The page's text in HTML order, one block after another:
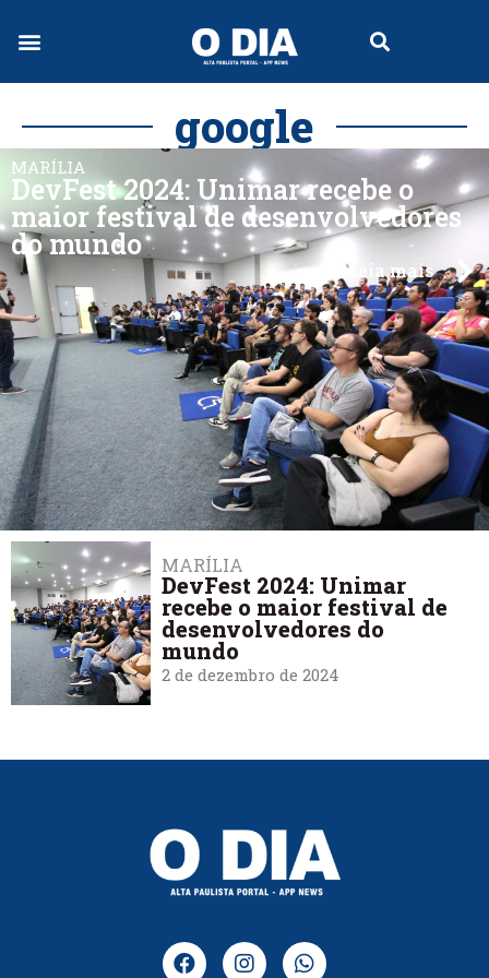
google
MARÍLIA
DevFest 2024: Unimar recebe o
maior festival de desenvolvedores
do mundo
Leia mais
MARÍLIA
DevFest 2024: Unimar
recebe o maior festival de
desenvolvedores do
mundo
2 de dezembro de 2024